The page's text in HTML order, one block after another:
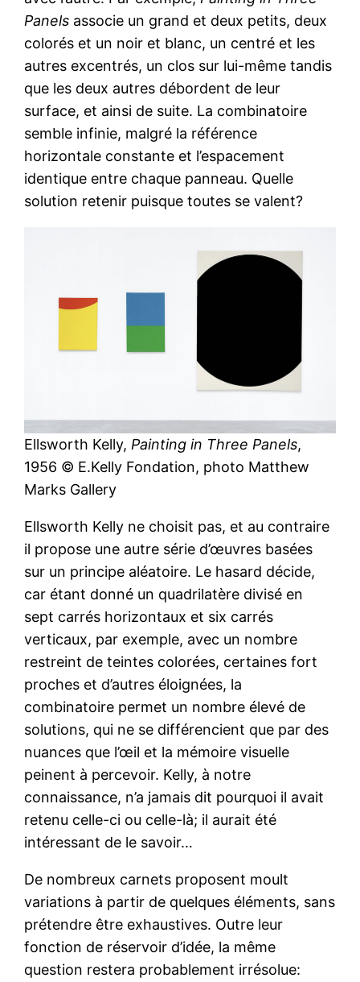
Panels associe un grand et deux petits, deux
colorés et un noir et blanc, un centré et les
autres excentrés, un clos sur lui-même tandis
que les deux autres débordent de leur
surface, et ainsi de suite. La combinatoire
semble infinie, malgré la référence
horizontale constante et l’espacement
identique entre chaque panneau. Quelle
solution retenir puisque toutes se valent?
Ellsworth Kelly, Painting in Three Panels,
1956 © E.Kelly Fondation, photo Matthew
Marks Gallery
Ellsworth Kelly ne choisit pas, et au contraire
il propose une autre série d’œuvres basées
sur un principe aléatoire. Le hasard décide,
car étant donné un quadrilatère divisé en
sept carrés horizontaux et six carrés
verticaux, par exemple, avec un nombre
restreint de teintes colorées, certaines fort
proches et d’autres éloignées, la
combinatoire permet un nombre élevé de
solutions, qui ne se différencient que par des
nuances que l’œil et la mémoire visuelle
peinent à percevoir. Kelly, à notre
connaissance, n’a jamais dit pourquoi il avait
retenu celle-ci ou celle-là; il aurait été
intéressant de le savoir…
De nombreux carnets proposent moult
variations à partir de quelques éléments, sans
prétendre être exhaustives. Outre leur
fonction de réservoir d’idée, la même
question restera probablement irrésolue: